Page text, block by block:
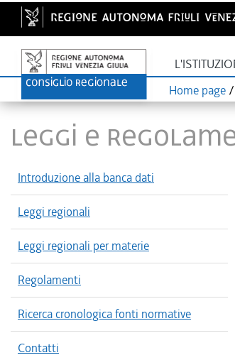
Home page /
LEGGI E
Introduzione alla banca dati
Leggi regionali
Leggi regionali per materie
Regolamenti
Ricerca cronologica fonti normative
Contatti